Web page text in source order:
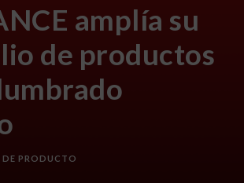
amplía su
de productos
DE PRODUCTO